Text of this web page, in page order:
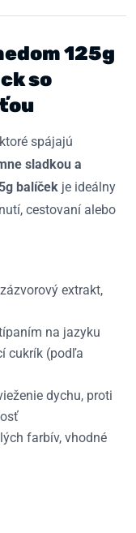
125g
so
spájajú
sladkou a
balíček je ideálny
cestovaní alebo
extrakt,
na jazyku
cukrík (podľa
dychu, proti
farbív, vhodné